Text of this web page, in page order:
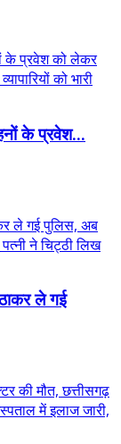
के प्रवेश...
ले गई